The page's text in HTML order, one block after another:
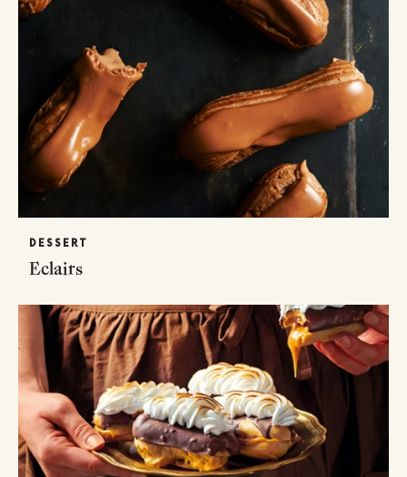
DESSERT
Eclairs